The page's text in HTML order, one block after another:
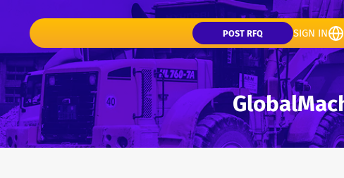
SIGN IN
POST RFQ